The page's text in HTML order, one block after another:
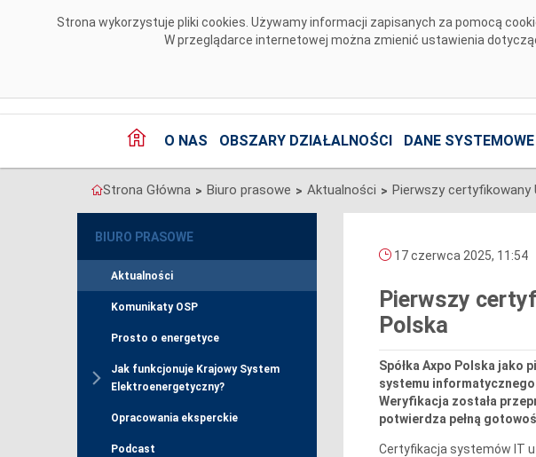
Strona wykorzystuje pliki cookies. Używamy informacji zapisanych za pomocą
W przeglądarce internetowej można zmienić ustawienia
O NAS OBSZARY DZIAŁALNOŚCI DANE SYSTEMOWE
Strona Główna > Biuro prasowe > Aktualności >
BIURO PRASOWE
Aktualności
Komunikaty OSP
Prosto o energetyce
Jak funkcjonuje Krajowy System
Elektroenergetyczny?
Opracowania eksperckie
Podcast
17 czerwca 2025, 11:54
Pierwszy
Polska
Spółka Axpo Polska
systemu informatycznego
Weryfikacja została
potwierdza pełną
Certyfikacja systemów IT